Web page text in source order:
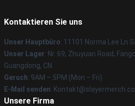
Kontaktieren Sie uns
Unser Hauptbüro: 11101 Norma Lee Ln
Unser Lager: Nr. 69, Zhuyuan Road,
Guangdong, CN
Geruch: 9AM – 5PM (Mon – Fri)
E-Mail senden:
Unsere Firma